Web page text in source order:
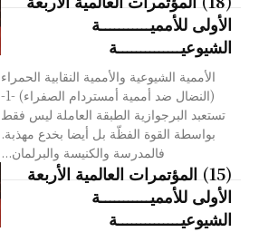
الأولى للأمميـــــــــــة
الشيوعيــــــــــــــة
الأممية الشيوعية والأممية النقابية الحمراء
(النضال ضد أممية أمستردام الصفراء) -1-
تستعبد البرجوازية الطبقة العاملة ليس فقط
بواسطة القوة الفظّة بل أيضا بخدع مهذبة.
فالمدرسة والكنيسة والبرلمان...
(15) المؤتمرات العالمية الأربعة
الأولى للأمميـــــــــــة
الشيوعيــــــــــــــة